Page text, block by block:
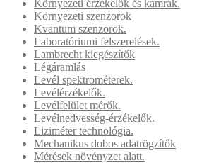
Környezeti érzékelők és kamrák.
Környezeti szenzorok
Kvantum szenzorok.
Laboratóriumi felszerelések.
Lambrecht kiegészítők
Légáramlás
Levél spektrométerek.
Levélérzékelők.
Levélfelület mérők.
Levélnedvesség-érzékelők.
Liziméter technológia.
Mechanikus dobos adatrögzítők
Mérések növényzet alatt.